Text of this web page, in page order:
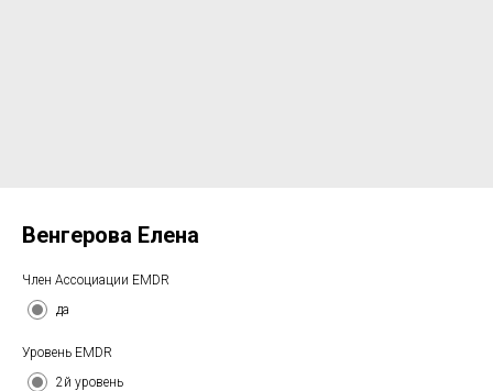
Венгерова Елена
Член Ассоциации EMDR
да
Уровень EMDR
2й уровень